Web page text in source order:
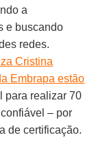
a
e buscando
redes.
Cristina
Embrapa estão
para realizar 70
– por
de certificação.